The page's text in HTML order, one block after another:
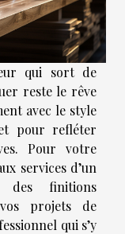
qui sort de
reste le rêve
avec le style
pour refléter
Pour votre
services d’un
des finitions
projets de
qui s’y